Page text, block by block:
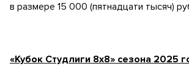
в размере 15 000 (пятнадцати тысяч)
«Кубок Студлиги 8х8» сезона 2025